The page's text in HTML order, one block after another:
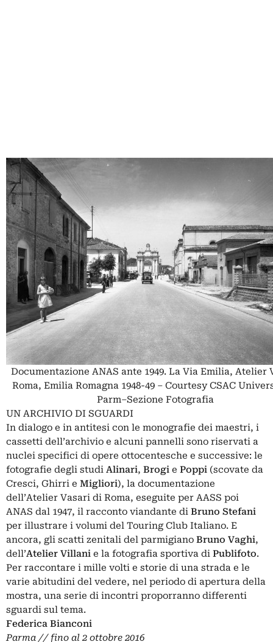
Documentazione ANAS ante 1949. La Via Emilia, Atelier
Roma, Emilia Romagna 1948-49 – Courtesy CSAC
Parm–Sezione Fotografia
UN ARCHIVIO DI SGUARDI
In dialogo e in antitesi con le monografie dei maestri, i
cassetti dell’archivio e alcuni pannelli sono riservati a
nuclei specifici di opere ottocentesche e successive: le
fotografie degli studi Alinari, Brogi e Poppi (scovate da
Cresci, Ghirri e Migliori), la documentazione
dell’Atelier Vasari di Roma, eseguite per AASS poi
ANAS dal 1947, il racconto viandante di Bruno Stefani
per illustrare i volumi del Touring Club Italiano. E
ancora, gli scatti zenitali del parmigiano Bruno Vaghi,
dell’Atelier Villani e la fotografia sportiva di Publifoto.
Per raccontare i mille volti e storie di una strada e le
varie abitudini del vedere, nel periodo di apertura della
mostra, una serie di incontri proporranno differenti
sguardi sul tema.
Federica Bianconi
Parma // fino al 2 ottobre 2016